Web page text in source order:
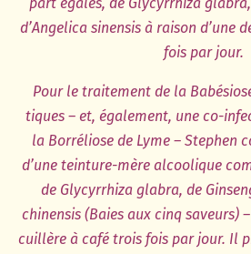
d’Angelica sinensis à raison d’une
fois par jour.
Pour le traitement de la
tiques – et, également, une co-
la Borréliose de Lyme – Stephen
d’une teinture-mère alcoolique
de Glycyrrhiza glabra, de
chinensis (Baies aux cinq saveurs)
cuillère à café trois fois par jour. Il